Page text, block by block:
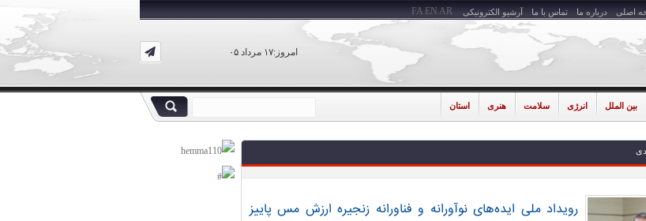
اصلی درباره ما تماس با ما آرشیو الکترونیکی
امروز:۱۷ مرداد ۰۵
FA EN AR
بین الملل انرژی سلامت هنری استان
رویداد ملی ایده‌های نوآورانه و فناورانه زنجیره ارزش مس پاییز